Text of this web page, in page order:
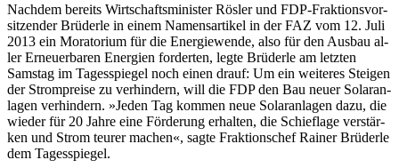
Nach­dem be­reits Wirt­schafts­mi­nis­ter Rös­ler und FDP-Frak­ti­ons­vor­
sit­zen­der Brü­der­le in ei­nem Na­mens­ar­ti­kel in der FAZ vom 12. Ju­li
2013 ein Mo­ra­to­ri­um für die En­er­gie­wen­de, al­so für den Aus­bau al­
ler Er­neu­er­ba­ren En­er­gi­en for­der­ten, leg­te Brü­der­le am letz­ten
Sams­tag im Ta­ges­spie­gel noch ei­nen drauf: Um ein wei­te­res Stei­gen
der Strom­prei­se zu ver­hin­dern, will die FDP den Bau neu­er So­lar­an­
la­gen ver­hin­dern. »Je­den Tag kom­men neue So­lar­an­la­gen da­zu, die
wie­der für 20 Jah­re ei­ne För­de­rung er­hal­ten, die Schief­la­ge ver­stär­
ken und Strom teu­rer ma­chen«, sag­te Frak­ti­ons­chef Rai­ner Brü­der­le
dem Ta­ges­spie­gel.